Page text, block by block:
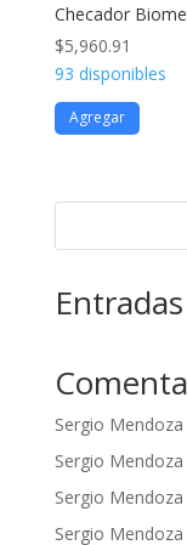
Checador
$5,960.91
93 disponibles
Agregar
Sergio Mendoza
Sergio Mendoza
Sergio Mendoza
Sergio Mendoza